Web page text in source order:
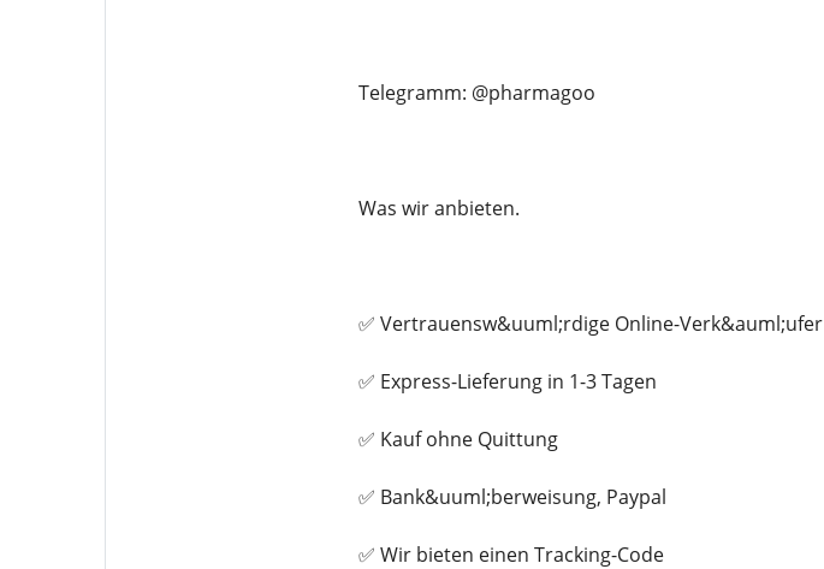
Telegramm: @pharmagoo
Was wir anbieten.
✅ Vertrauensw&uuml;rdige Online-Verk&auml;ufer
✅ Express-Lieferung in 1-3 Tagen
✅ Kauf ohne Quittung
✅ Bank&uuml;berweisung, Paypal
✅ Wir bieten einen Tracking-Code